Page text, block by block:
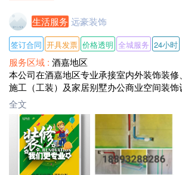
生活服务 远豪装饰
签订合同 开具发票 价格透明 全城服务 24小时
服务区域 : 酒嘉地区
本公司在酒嘉地区专业承接室内外装饰装
施工（工装）及家居别墅办公商业空间装饰
我们公司拥有自己强大设计团队和施工队伍
具所长。
工程监理全程管家式服务，各施工工种分离
层次多角度进行工程的角度检查及各项验收
确责任到人）
联系热线: 18893288286
全文